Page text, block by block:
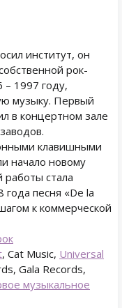
институт, он
рок-
– 1997 году,
музыку. Первый
в концертном зале
клавишными
начало новому
работы стала
года песня «De la
к коммерческой
, Cat Music, Universal
Gala Records,
музыкальное